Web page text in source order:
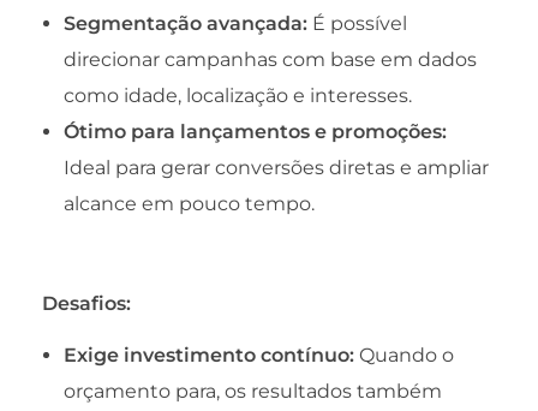
Segmentação avançada: É possível
direcionar campanhas com base em dados
como idade, localização e interesses.
Ótimo para lançamentos e promoções:
Ideal para gerar conversões diretas e ampliar
alcance em pouco tempo.
Desafios:
Exige investimento contínuo: Quando o
orçamento para, os resultados também